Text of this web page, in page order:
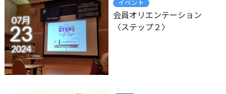
07月
23
2024
イベント
会員オリエンテーション
〈ステップ２〉